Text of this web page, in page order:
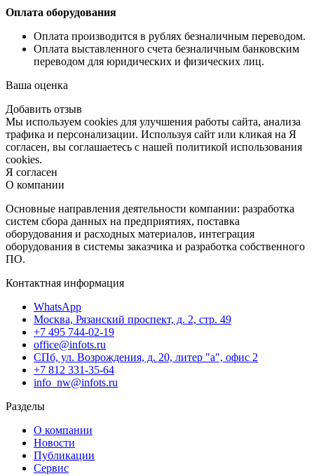
Оплата оборудования
Оплата производится в рублях безналичным переводом.
Оплата выставленного счета безналичным банковским
переводом для юридических и физических лиц.
Ваша оценка
Добавить отзыв
Мы используем cookies для улучшения работы сайта, анализа
трафика и персонализации. Используя сайт или кликая на Я
согласен, вы соглашаетесь с нашей политикой использования
cookies.
Я согласен
О компании
Основные направления деятельности компании: разработка
систем сбора данных на предприятиях, поставка
оборудования и расходных материалов, интеграция
оборудования в системы заказчика и разработка собственного
ПО.
Контактная информация
WhatsApp
Москва, Рязанский проспект, д. 2, стр. 49
+7 495 744-02-19
office@infots.ru
СПб, ул. Возрождения, д. 20, литер "a", офис 2
+7 812 331-35-64
info_nw@infots.ru
Разделы
О компании
Новости
Публикации
Сервис